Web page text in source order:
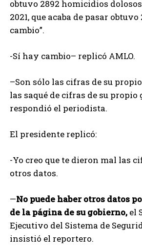
obtuvo 2892 homicidios
2021, que acaba de pasar
cambio”.
-Sí hay cambio– replicó AMLO.
–Son sólo las cifras de su
las saqué de cifras de su propio
respondió el periodista.
El presidente replicó:
-Yo creo que te dieron mal las
otros datos.
—No puede haber otros datos
de la página de su gobierno, el
Ejecutivo del Sistema de
insistió el reportero.